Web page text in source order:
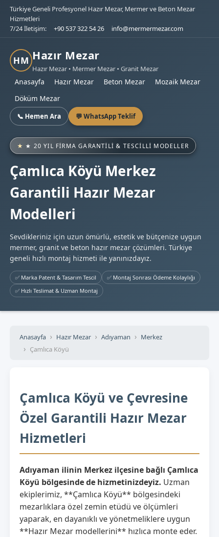
Türkiye Geneli Profesyonel Hazır Mezar, Mermer ve Beton Mezar
Hizmetleri
7/24 İletişim:
+90 537 322 54 26 info@mermermezar.com
HM Hazır Mezar
Hazır Mezar • Mermer Mezar • Granit Mezar
Anasayfa Hazır Mezar Beton Mezar
Mozaik Mezar
Döküm Mezar
📞 Hemen Ara 💬 WhatsApp Teklif
★ 20 YIL FIRMA GARANTILI & TESCILLI MODELLER
Çamlıca Köyü Merkez
Garantili Hazır Mezar
Modelleri
Sevdikleriniz için uzun ömürlü, estetik ve bütçenize uygun
mermer, granit ve beton hazır mezar çözümleri. Türkiye
geneli hızlı montaj hizmeti ile yanınızdayız.
✅ Marka Patent & Tasarım Tescil
✅ Montaj Sonrası Ödeme Kolaylığı
✅ Hızlı Teslimat & Uzman Montaj
Anasayfa Hazır Mezar Adıyaman
Merkez
Çamlıca Köyü
Çamlıca Köyü ve Çevresine
Özel Garantili Hazır Mezar
Hizmetleri
Adıyaman ilinin Merkez ilçesine bağlı Çamlıca
Köyü bölgesinde de hizmetinizdeyiz. Uzman
ekiplerimiz, **Çamlıca Köyü** bölgesindeki
mezarlıklara özel zemin etüdü ve ölçümleri
yaparak, en dayanıklı ve yönetmeliklere uygun
**Hazır Mezar modellerini** hızlıca monte eder.